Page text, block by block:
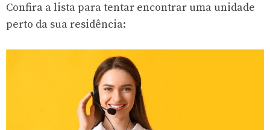
Confira a lista para tentar encontrar uma unidade
perto da sua residência: